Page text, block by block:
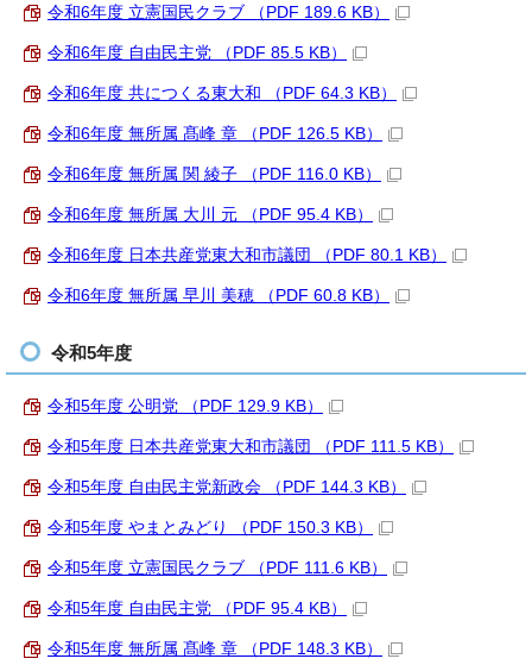
令和6年度 立憲国民クラブ （PDF 189.6 KB）
令和6年度 自由民主党 （PDF 85.5 KB）
令和6年度 共につくる東大和 （PDF 64.3 KB）
令和6年度 無所属 髙峰 章 （PDF 126.5 KB）
令和6年度 無所属 関 綾子 （PDF 116.0 KB）
令和6年度 無所属 大川 元 （PDF 95.4 KB）
令和6年度 日本共産党東大和市議団 （PDF 80.1 KB）
令和6年度 無所属 早川 美穂 （PDF 60.8 KB）
令和5年度
令和5年度 公明党 （PDF 129.9 KB）
令和5年度 日本共産党東大和市議団 （PDF 111.5 KB）
令和5年度 自由民主党新政会 （PDF 144.3 KB）
令和5年度 やまとみどり （PDF 150.3 KB）
令和5年度 立憲国民クラブ （PDF 111.6 KB）
令和5年度 自由民主党 （PDF 95.4 KB）
令和5年度 無所属 髙峰 章 （PDF 148.3 KB）